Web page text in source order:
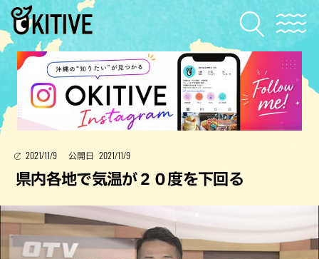
2021/11/9 公開日 2021/11/9
県内各地で気温が２０度を下回る